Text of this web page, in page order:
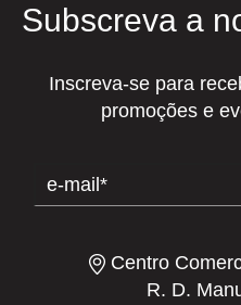
Subscreva a
Inscreva-se para
promoções e
Centro
R. D.